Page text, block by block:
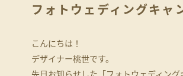
フォトウェディングキャ
こんにちは！
デザイナー桃世です。
先日お知らせした「フォトウェディング